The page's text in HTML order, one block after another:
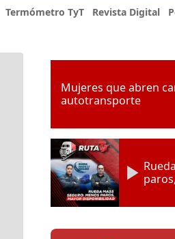
Termómetro TyT Revista Digital
Mujeres que abren
autotransporte